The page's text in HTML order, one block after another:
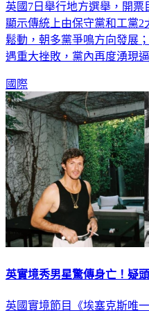
英國7日舉行地方選舉，開票
顯示傳統上由保守黨和工黨
鬆動，朝多黨爭鳴方向發展
遇重大挫敗，黨內再度湧現
國際
英實境秀男星驚傳身亡！疑
英國實境節目《埃塞克斯唯